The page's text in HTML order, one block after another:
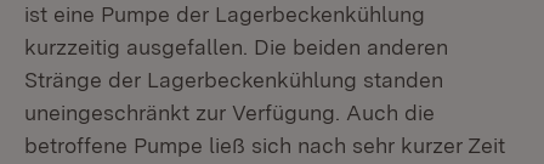
ist eine Pumpe der Lagerbeckenkühlung
kurzzeitig ausgefallen. Die beiden anderen
Stränge der Lagerbeckenkühlung standen
uneingeschränkt zur Verfügung. Auch die
betroffene Pumpe ließ sich nach sehr kurzer Zeit